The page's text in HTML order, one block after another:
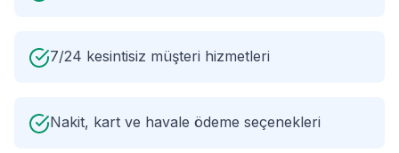
7/24 kesintisiz müşteri hizmetleri
Nakit, kart ve havale ödeme seçenekleri